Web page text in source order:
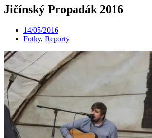
Jičínský Propadák 2016
14/05/2016
Fotky, Reporty